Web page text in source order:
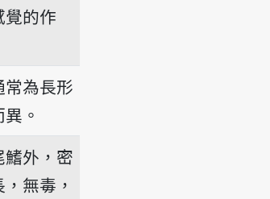
的作
為長形
。
外，密
無毒，